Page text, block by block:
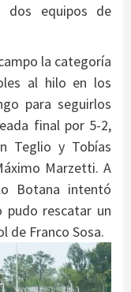
dos equipos de
la categoría
al hilo en los
para seguirlos
final por 5-2,
Teglio y Tobías
Marzetti. A
Botana intentó
rescatar un
de Franco Sosa.